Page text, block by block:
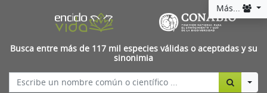
Más...
Busca entre más de 117 mil especies válidas o aceptadas y su
sinonimia